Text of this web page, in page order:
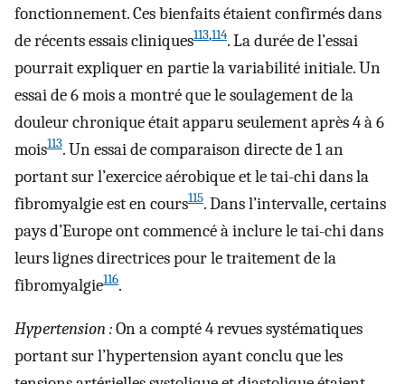
fonctionnement. Ces bienfaits étaient confirmés dans
de récents essais cliniques113,114. La durée de l’essai
pourrait expliquer en partie la variabilité initiale. Un
essai de 6 mois a montré que le soulagement de la
douleur chronique était apparu seulement après 4 à 6
mois113. Un essai de comparaison directe de 1 an
portant sur l’exercice aérobique et le tai-chi dans la
fibromyalgie est en cours115. Dans l’intervalle, certains
pays d’Europe ont commencé à inclure le tai-chi dans
leurs lignes directrices pour le traitement de la
fibromyalgie116.
Hypertension :On a compté 4 revues systématiques
portant sur l’hypertension ayant conclu que les